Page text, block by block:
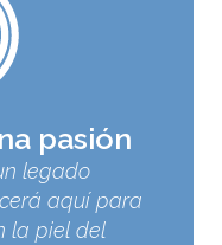
pasión
legado
aquí para
la piel del